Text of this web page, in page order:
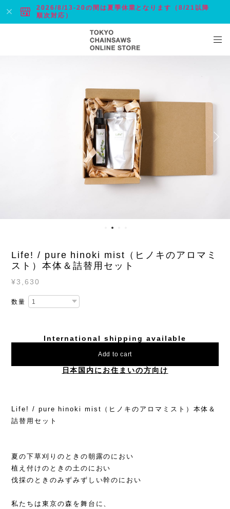
2026/8/13-20の間は夏季休業となります（8/21以降
順次対応）
Life! / pure hinoki mist（ヒノキのアロマミ
スト）本体＆詰替用セット
¥3,630
数量
International shipping available
Add to cart
日本国内にお住まいの方向け
Life! / pure hinoki mist（ヒノキのアロマミスト）本体＆
詰替用セット
夏の下草刈りのときの朝露のにおい
植え付けのときの土のにおい
伐採のときのみずみずしい幹のにおい
私たちは東京の森を舞台に、